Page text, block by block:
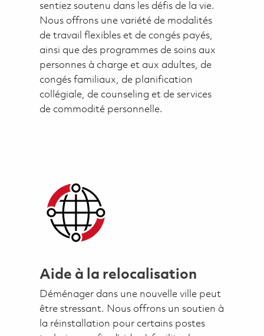
sentiez soutenu dans les défis de la vie.
Nous offrons une variété de modalités
de travail flexibles et de congés payés,
ainsi que des programmes de soins aux
personnes à charge et aux adultes, de
congés familiaux, de planification
collégiale, de counseling et de services
de commodité personnelle.
Aide à la relocalisation
Déménager dans une nouvelle ville peut
être stressant. Nous offrons un soutien à
la réinstallation pour certains postes